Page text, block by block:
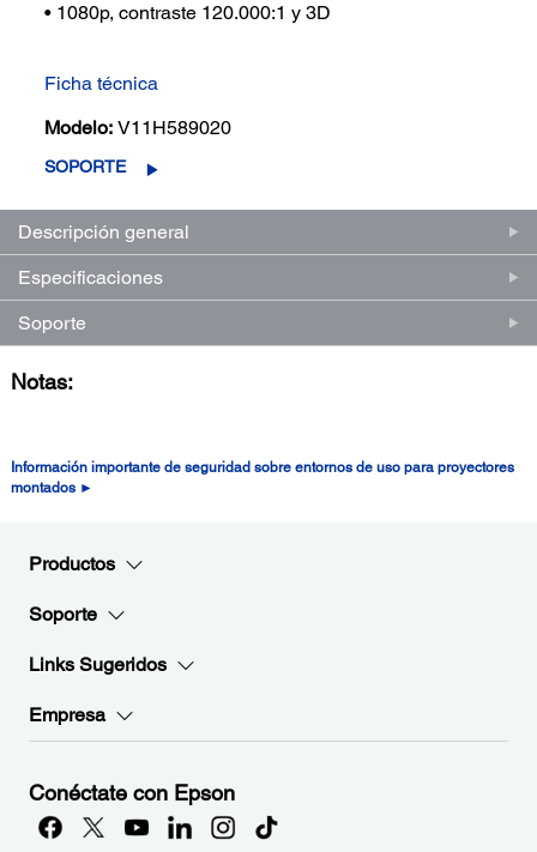
• 1080p, contraste 120.000:1 y 3D
Ficha técnica
Modelo: V11H589020
SOPORTE
Descripción general
Especificaciones
Soporte
Notas:
Información importante de seguridad sobre entornos de uso para proyectores
montados ►
Productos
Soporte
Links Sugeridos
Empresa
Conéctate con Epson